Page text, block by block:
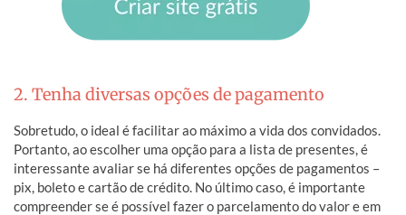
2. Tenha diversas opções de pagamento
Sobretudo, o ideal é facilitar ao máximo a vida dos convidados.
Portanto, ao escolher uma opção para a lista de presentes, é
interessante avaliar se há diferentes opções de pagamentos –
pix, boleto e cartão de crédito. No último caso, é importante
compreender se é possível fazer o parcelamento do valor e em